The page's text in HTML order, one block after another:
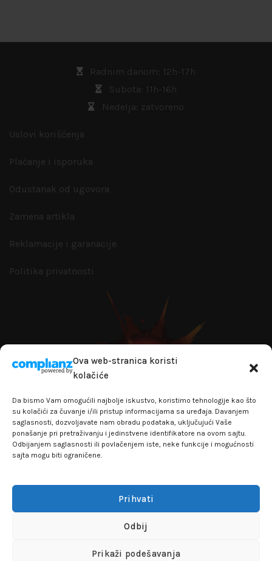
Ova web-stranica koristi
kolačiće
Da bismo Vam omogućili najbolje iskustvo, koristimo tehnologije kao što
su kolačići za čuvanje i/ili pristup informacijama sa uređaja. Davanjem
saglasnosti, dozvoljavate nam obradu podataka, uključujući Vaše
ponašanje pri pretraživanju i jedinstvene identifikatore na ovom sajtu.
Odbijanjem saglasnosti ili povlačenjem iste, neke funkcije i mogućnosti
sajta mogu biti ograničene.
Prihvati
Odbij
Prikaži podešavanja
Radnim danom: 12h-17h
Subota: 11h-16h
Nedelja: zatvoreno
Uslovi korišćenja
Plaćanje i isporuka
Odustanak od ugovora
Zamena artikla
Reklamacije i garanacije
Politika privatnosti
Adresa: Paunova 24 - TC Banjica
Lokal 102, prvi sprat
FLAKHOBBY© 2021 Sva prava zadržana